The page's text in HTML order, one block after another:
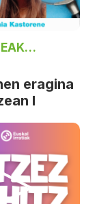
ON
eragina
I